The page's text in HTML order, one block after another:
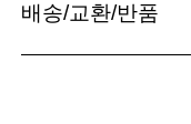
배송/교환/반품